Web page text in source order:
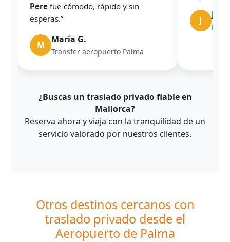
Pere fue cómodo, rápido y sin
esperas.”
M
María G.
Transfer aeropuerto Palma
J
¿Buscas un traslado privado fiable en
Mallorca?
Reserva ahora y viaja con la tranquilidad de un
servicio valorado por nuestros clientes.
Otros destinos cercanos con
traslado privado desde el
Aeropuerto de Palma